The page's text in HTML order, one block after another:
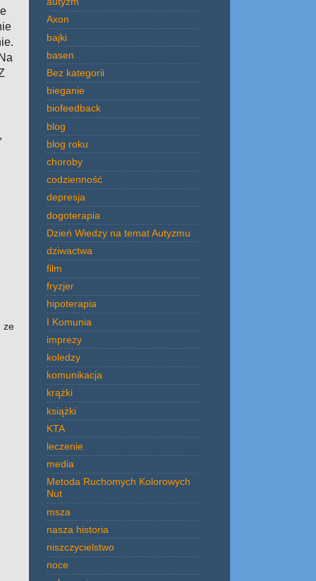
ze
Axon
bajki
basen
Bez kategorii
bieganie
biofeedback
blog
blog roku
choroby
codzienność
depresja
dogoterapia
Dzień Wiedzy na temat Autyzmu
dziwactwa
film
fryzjer
hipoterapia
I Komunia
imprezy
koledzy
komunikacja
krążki
książki
KTA
leczenie
media
Metoda Ruchomych Kolorowych
Nut
msza
nasza historia
niszczycielstwo
noce